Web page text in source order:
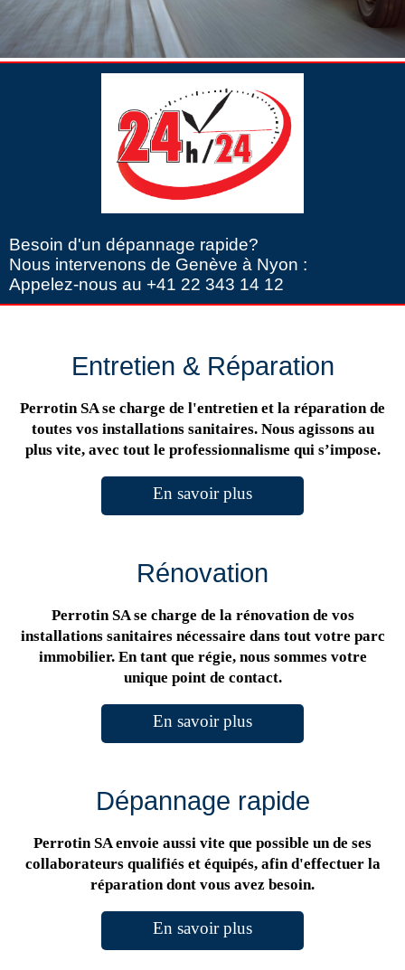
Besoin d'un dépannage rapide?
Nous intervenons de Genève à Nyon :
Appelez-nous au +41 22 343 14 12
Entretien & Réparation
Perrotin SA se charge de l'entretien et la réparation de
toutes vos installations sanitaires. Nous agissons au
plus vite, avec tout le professionnalisme qui s’impose.
En savoir plus
Rénovation
Perrotin SA se charge de la rénovation de vos
installations sanitaires nécessaire dans tout votre parc
immobilier. En tant que régie, nous sommes votre
unique point de contact.
En savoir plus
Dépannage rapide
Perrotin SA envoie aussi vite que possible un de ses
collaborateurs qualifiés et équipés, afin d'effectuer la
réparation dont vous avez besoin.
En savoir plus